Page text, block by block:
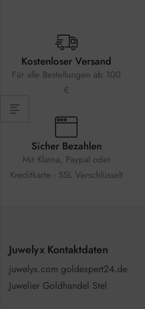
Kostenloser Versand
Für alle Bestellungen ab 100
€
Sicher Bezahlen
Mit Klarna, Paypal oder
Kreditkarte - SSL Verschlüsselt
Juwelyx Kontaktdaten
juwelyx.com goldexpert24.de
Juwelier Goldhandel Stel